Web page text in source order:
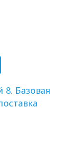
8. Базовая